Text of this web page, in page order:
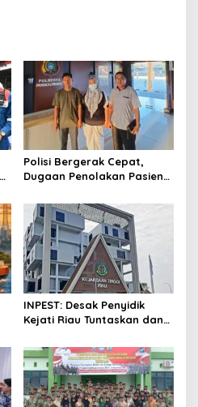
Polisi Bergerak Cepat,
Dugaan Penolakan Pasien
Diusut Serius
INPEST: Desak Penyidik
Kejati Riau Tuntaskan dan
SPRH Rohil